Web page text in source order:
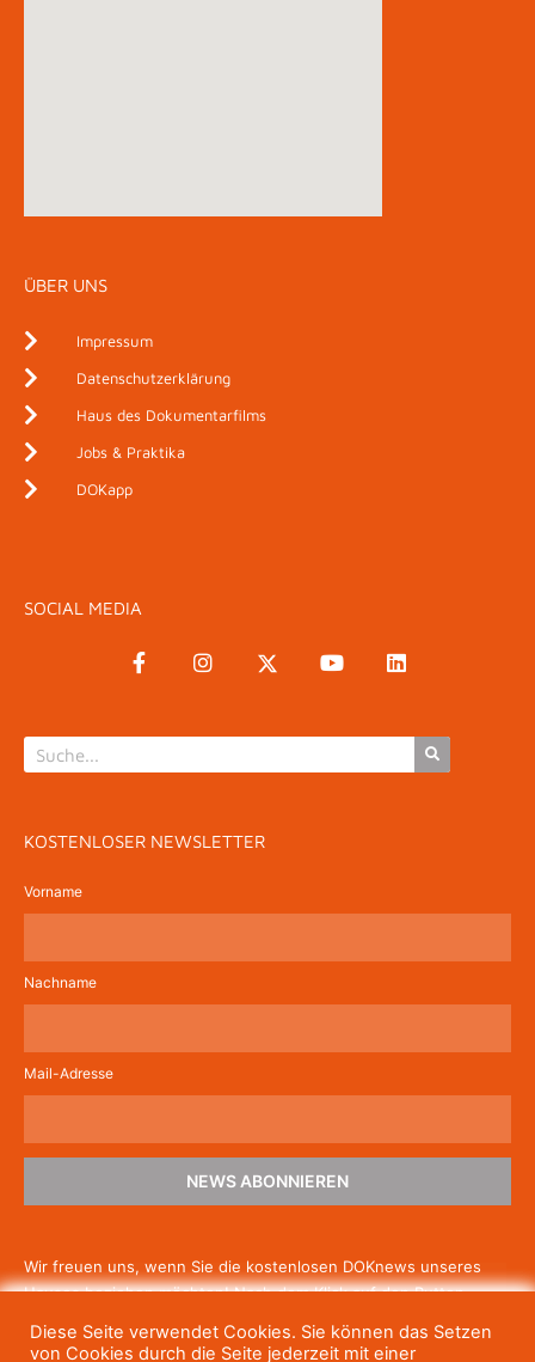
ÜBER UNS
Impressum
Datenschutzerklärung
Haus des Dokumentarfilms
Jobs & Praktika
DOKapp
SOCIAL MEDIA
KOSTENLOSER NEWSLETTER
Vorname
Nachname
Mail-Adresse
NEWS ABONNIEREN
Wir freuen uns, wenn Sie die kostenlosen DOKnews unseres
Hauses beziehen möchten! Nach dem Klick auf den Button
um die Newsletter-Anmeldung abzuschließen. Wenn Sie unsere
Diese Seite verwendet Cookies. Sie können das Setzen
von Cookies durch die Seite jederzeit mit einer